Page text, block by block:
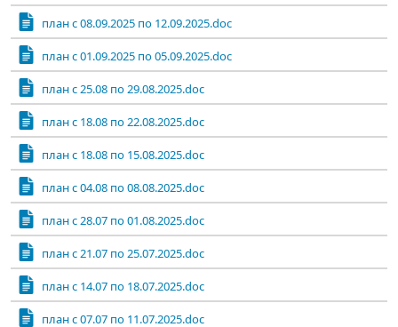
план с 08.09.2025 по 12.09.2025.doc
план с 01.09.2025 по 05.09.2025.doc
план с 25.08 по 29.08.2025.doc
план с 18.08 по 22.08.2025.doc
план с 18.08 по 15.08.2025.doc
план с 04.08 по 08.08.2025.doc
план с 28.07 по 01.08.2025.doc
план с 21.07 по 25.07.2025.doc
план с 14.07 по 18.07.2025.doc
план с 07.07 по 11.07.2025.doc